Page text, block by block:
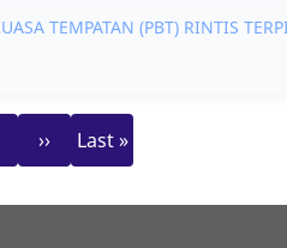
TEMPATAN (PBT) RINTIS
page
››
Last
Last »